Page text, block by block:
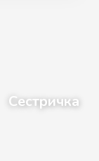
Сестричка